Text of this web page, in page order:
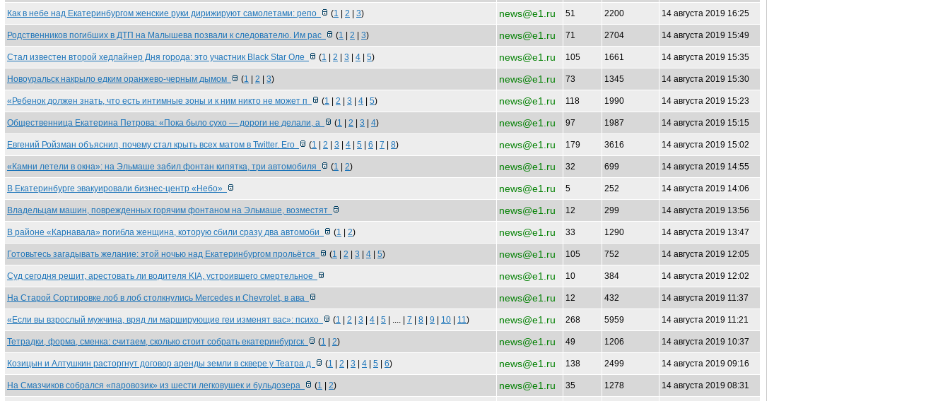
Как в небе над Екатеринбургом женские руки дирижируют самолетами: репо (1 2 3) news@e1.ru 51 2200 14 августа 2019 16:25
Родственников погибших в ДТП на Малышева позвали к следователю. Им рас (1 2 3) news@e1.ru 71 2704 14 августа 2019 15:49
Стал известен второй хедлайнер Дня города: это участник Black Star Оле (1 2 3 4 5) news@e1.ru 105 1661 14 августа 2019 15:35
Новоуральск накрыло едким оранжево-черным дымом (1 2 3) news@e1.ru 73 1345 14 августа 2019 15:30
«Ребенок должен знать, что есть интимные зоны и к ним никто не может п (1 2 3 4 5) news@e1.ru 118 1990 14 августа 2019 15:23
Общественница Екатерина Петрова: «Пока было сухо — дороги не делали, а (1 2 3 4) news@e1.ru 97 1987 14 августа 2019 15:15
Евгений Ройзман объяснил, почему стал крыть всех матом в Twitter. Его (1 2 3 4 5 6 7 8) news@e1.ru 179 3616 14 августа 2019 15:02
«Камни летели в окна»: на Эльмаше забил фонтан кипятка, три автомобиля (1 2) news@e1.ru 32 699 14 августа 2019 14:55
В Екатеринбурге эвакуировали бизнес-центр «Небо» news@e1.ru 5 252 14 августа 2019 14:06
Владельцам машин, поврежденных горячим фонтаном на Эльмаше, возместят news@e1.ru 12 299 14 августа 2019 13:56
В районе «Карнавала» погибла женщина, которую сбили сразу два автомоби (1 2) news@e1.ru 33 1290 14 августа 2019 13:47
Готовьтесь загадывать желание: этой ночью над Екатеринбургом прольётся (1 2 3 4 5) news@e1.ru 105 752 14 августа 2019 12:05
Суд сегодня решит, арестовать ли водителя KIA, устроившего смертельное news@e1.ru 10 384 14 августа 2019 12:02
На Старой Сортировке лоб в лоб столкнулись Mercedes и Chevrolet, в ава news@e1.ru 12 432 14 августа 2019 11:37
«Если вы взрослый мужчина, вряд ли марширующие геи изменят вас»: психо (1 2 3 4 5 | .... | 7 8 9 10 11) news@e1.ru 268 5959 14 августа 2019 11:21
Тетрадки, форма, сменка: считаем, сколько стоит собрать екатеринбургск (1 2) news@e1.ru 49 1206 14 августа 2019 10:37
Козицын и Алтушкин расторгнут договор аренды земли в сквере у Театра д (1 2 3 4 5 6) news@e1.ru 138 2499 14 августа 2019 09:16
На Смазчиков собрался «паровозик» из шести легковушек и бульдозера (1 2) news@e1.ru 35 1278 14 августа 2019 08:31